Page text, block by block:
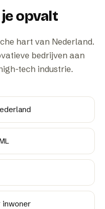
opvalt
hart van Nederland.
bedrijven aan
tech industrie.
inwoner